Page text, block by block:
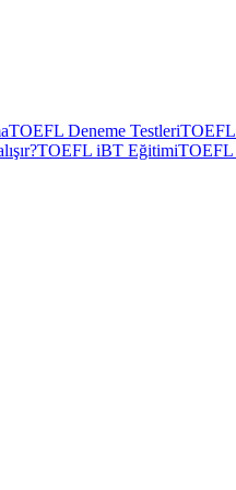
TOEFL Deneme Testleri
TOEFL iBT EğitimiTOEFL